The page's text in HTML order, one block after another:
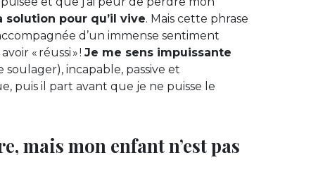
pour qu’il vive. Mais cette phrase
d’un immense sentiment
« réussi » ! Je me sens impuissante
incapable, passive et
puis il part avant que je ne puisse le
mais mon enfant n’est pas